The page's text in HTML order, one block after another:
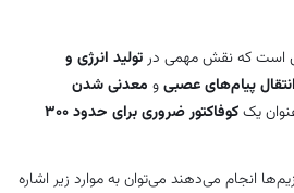
است که نقش مهمی درتولید انرژی و
انتقال پیام‌های عصبیو معدنی شدن
یک
کو‌فاکتور ضروری برای حدود ۳۰۰
انجام می‌دهند می‌توان به موارد زیر اشاره